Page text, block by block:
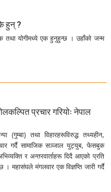
हुन् ?
तथा योगीमध्ये एक हुनुहुन्छ । उहाँको जन्म
प्रचार गरियोः नेपाल
(गुम्बा) तथा विहारहरूविरुद्ध तथ्यहीन,
गर्दै सामाजिक सञ्जाल युट्युब, फेसबुक
र अन्तरवार्ताहरू दिदै आएको प्रति
महासंघले मंगलवार एक विज्ञप्ति जारी गर्दै